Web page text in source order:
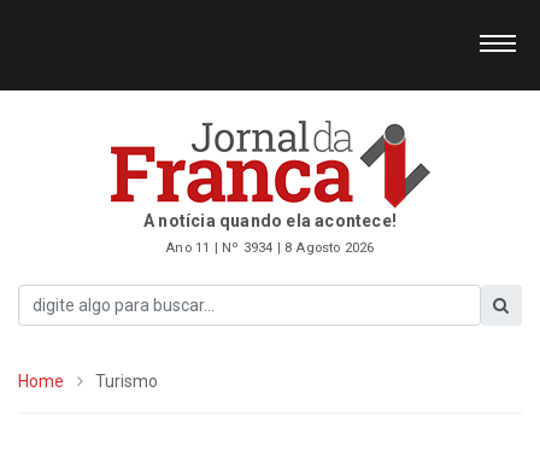
A notícia quando ela acontece!
Ano 11 | Nº 3934 | 8 Agosto 2026
Home Turismo